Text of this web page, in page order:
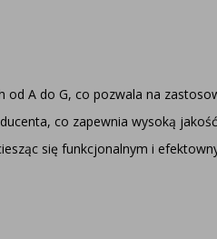
od A do G, co pozwala na
co zapewnia wysoką
się funkcjonalnym i